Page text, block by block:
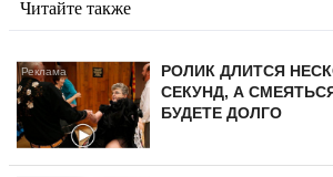
Читайте также
РОЛИК ДЛИТСЯ
СЕКУНД, А
БУДЕТЕ ДОЛГО